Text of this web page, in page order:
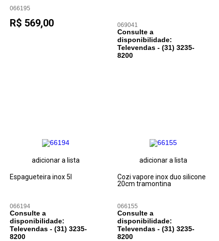
066195
R$ 569,00 069041
Consulte a
disponibilidade:
Televendas - (31) 3235-
8200
adicionar a lista
Espagueteira inox 5l
066194
Consulte a
disponibilidade:
Televendas - (31)3235-
8200
adicionar a lista
Cozi vapore inox duo silicone
20cm tramontina
066155
Consulte a
disponibilidade:
Televendas - (31) 3235-
8200